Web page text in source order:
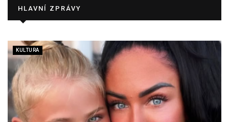
HLAVNÍ ZPRÁVY
KULTURA